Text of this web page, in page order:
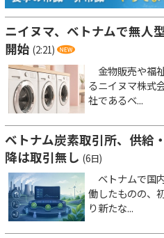
ニイヌマ、ベトナムで無人
開始 (2:21)
金物販売や福
るニイヌマ株式
社であるベ...
ベトナム炭素取引所、供
降は取引無し (6日)
ベトナムで国
働したものの、
り新たな...